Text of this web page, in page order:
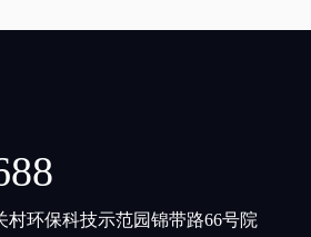
村环保科技示范园锦带路66号院